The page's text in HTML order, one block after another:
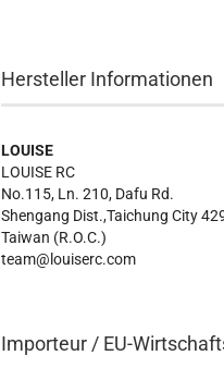
Hersteller Informationen
LOUISE
LOUISE RC
No.115, Ln. 210, Dafu Rd.
Shengang Dist.,Taichung City
Taiwan (R.O.C.)
team@louiserc.com
Importeur / EU-